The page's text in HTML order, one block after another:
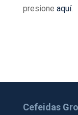
presione aquí.
Cefeidas